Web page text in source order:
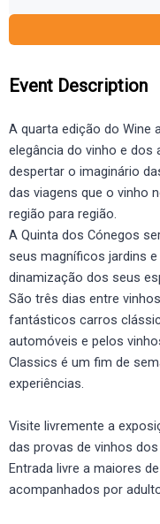
Event Description
A quarta edição do Wine
elegância do vinho e
despertar o imaginário
das viagens que o vinho
região para região.
A Quinta dos Cónegos
seus magníficos jardins
dinamização dos seus
São três dias entre
fantásticos carros
automóveis e pelos
Classics é um fim de
experiências.
Visite livremente a
das provas de vinhos
Entrada livre a maiores
acompanhados por